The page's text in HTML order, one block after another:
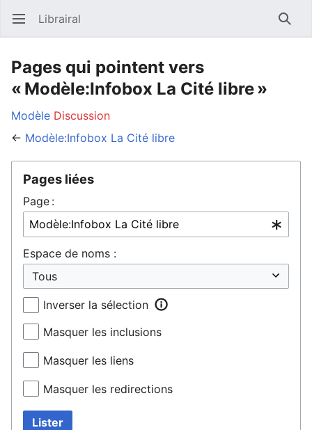
Ouvrir le menu principal Librairal
Pages qui pointent vers
« Modèle:Infobox La Cité libre »
Modèle Discussion
← Modèle:Infobox La Cité libre
Pages liées
Page :
Espace de noms :
Inverser la sélection
Masquer les inclusions
Masquer les liens
Masquer les redirections
Lister